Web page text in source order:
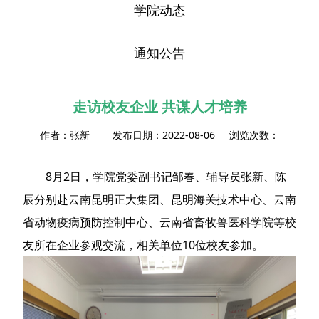
学院动态
通知公告
走访校友企业 共谋人才培养
作者：张新 发布日期：2022-08-06 浏览次数：
8月2日，学院党委副书记邹春、辅导员张新、陈
辰分别赴云南昆明正大集团、昆明海关技术中心、云南
省动物疫病预防控制中心、云南省畜牧兽医科学院等校
友所在企业参观交流，相关单位10位校友参加。